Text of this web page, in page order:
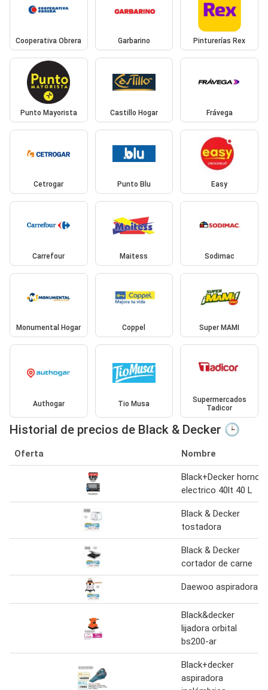
Cooperativa Obrera Garbarino Pinturerías Rex
Punto Mayorista Castillo Hogar Frávega
Cetrogar Punto Blu Easy
Carrefour Maitess Sodimac
Monumental Hogar Coppel Super MAMI
Authogar Tio Musa
Supermercados
Tadicor
Historial de precios de Black & Decker 🕒
Oferta Nombre
Black+Decker horno
electrico 40lt 40 L
Black & Decker
tostadora
Black & Decker
cortador de carne
Daewoo aspiradora
Black&decker
lijadora orbital
bs200-ar
Black+decker
aspiradora